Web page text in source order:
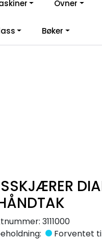
for mer informasjon
Ovner
Bøker
3111000
Forventet